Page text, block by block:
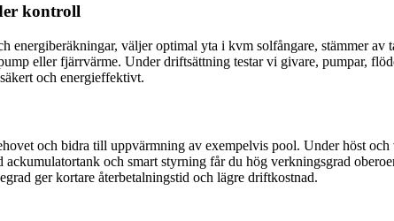
kontroll
väljer optimal yta i kvm solfångare, stämmer av
eller fjärrvärme. Under driftsättning testar vi givare, pumpar,
och energieffektivt.
och bidra till uppvärmning av exempelvis pool. Under höst
och smart styrning får du hög verkningsgrad
ger kortare återbetalningstid och lägre driftkostnad.